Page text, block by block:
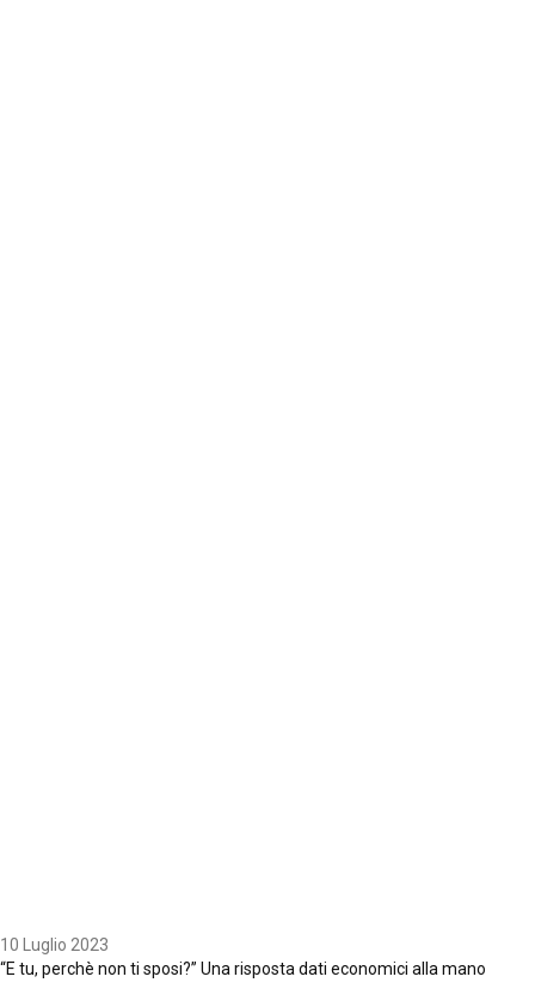
10 Luglio 2023
“E tu, perchè non ti sposi?” Una risposta dati economici alla mano